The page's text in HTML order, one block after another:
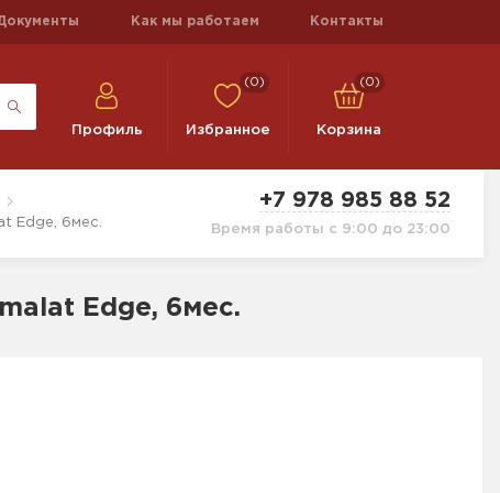
Как мы работаем Контакты
Профиль
(0)
Избранное
(0)
Корзина
Edge, 6мес.
+7 978 985 88 52
Время работы с 9:00 до 23:00
Edge, 6мес.